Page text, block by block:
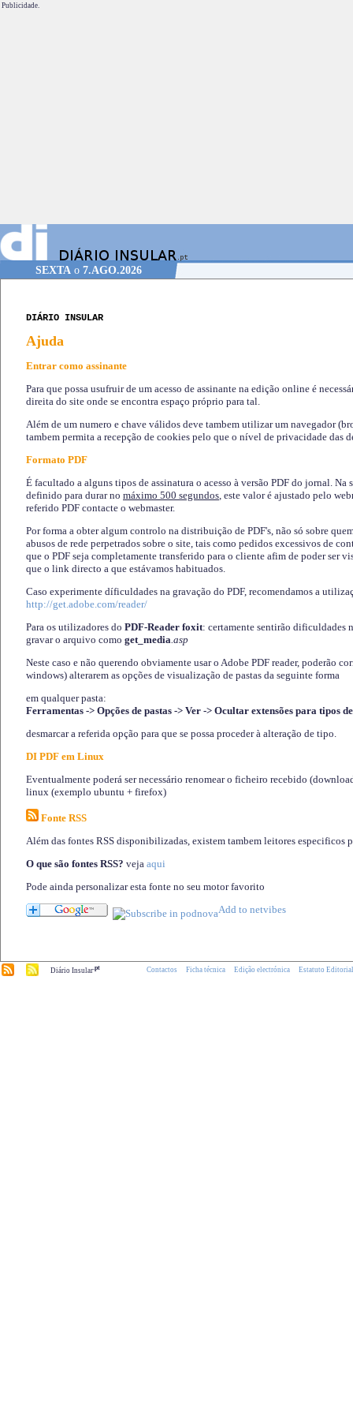
Publicidade.
SEXTA o 7.AGO.2026
DIÁRIO INSULAR
Ajuda
Entrar como assinante
Para que possa usufruir de um acesso de assinante na edição online é
direita do site onde se encontra espaço próprio para tal.
Além de um numero e chave válidos deve tambem utilizar um navegador
tambem permita a recepção de cookies pelo que o nível de privacidade das
Formato PDF
É facultado a alguns tipos de assinatura o acesso à versão PDF do jornal. Na
definido para durar no máximo 500 segundos, este valor é ajustado pelo
referido PDF contacte o webmaster.
Por forma a obter algum controlo na distribuição de PDF's, não só sobre
abusos de rede perpetrados sobre o site, tais como pedidos excessivos de
que o PDF seja completamente transferido para o cliente afim de poder ser
que o link directo a que estávamos habituados.
Caso experimente díficuldades na gravação do PDF, recomendamos a
http://get.adobe.com/reader/
Para os utilizadores do PDF-Reader foxit: certamente sentirão dificuldades
gravar o arquivo como get_media.asp
Neste caso e não querendo obviamente usar o Adobe PDF reader, poderão
windows) alterarem as opções de visualização de pastas da seguinte forma
em qualquer pasta:
Ferramentas -> Opções de pastas -> Ver -> Ocultar extensões para tipos
desmarcar a referida opção para que se possa proceder à alteração de tipo.
DI PDF em Linux
Eventualmente poderá ser necessário renomear o ficheiro recebido
linux (exemplo ubuntu + firefox)
Fonte RSS
Além das fontes RSS disponibilizadas, existem tambem leitores especificos
O que são fontes RSS? veja aqui
Pode ainda personalizar esta fonte no seu motor favorito
Diário Insular.pt Contactos Ficha técnica Edição electrónica Estatuto Editorial